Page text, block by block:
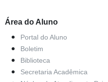
Área do Aluno
Portal do Aluno
Boletim
Biblioteca
Secretaria Acadêmica